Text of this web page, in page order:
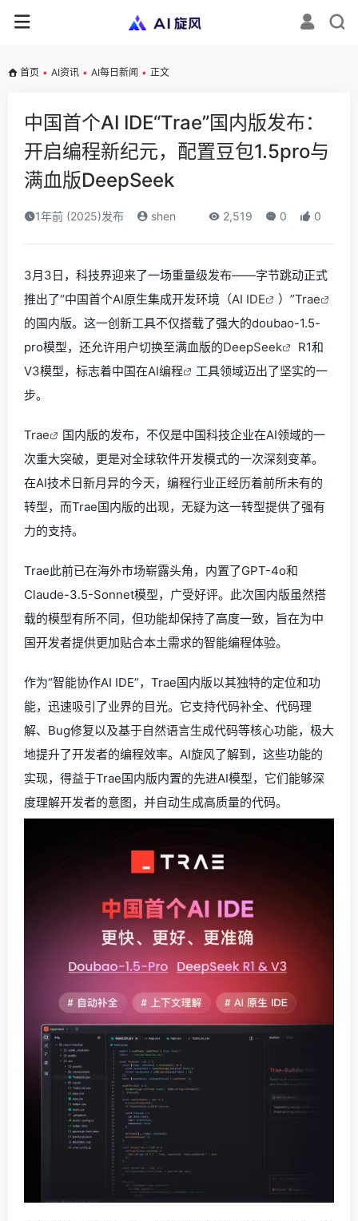
首页 • AI资讯 • AI每日新闻 • 正文
中国首个AI IDE“Trae”国内版发布：
开启编程新纪元，配置豆包1.5pro与
满血版DeepSeek
1年前 (2025)发布 shen 2,519 0 0
3月3日，科技界迎来了一场重量级发布——字节跳动正式
推出了“中国首个AI原生集成开发环境（AI IDE ）”Trae
的国内版。这一创新工具不仅搭载了强大的doubao-1.5-
pro模型，还允许用户切换至满血版的DeepSeek
R1和
V3模型，标志着中国在AI编程
工具领域迈出了坚实的一
步。
Trae
国内版的发布，不仅是中国科技企业在AI领域的一
次重大突破，更是对全球软件开发模式的一次深刻变革。
在AI技术日新月异的今天，编程行业正经历着前所未有的
转型，而Trae国内版的出现，无疑为这一转型提供了强有
力的支持。
Trae此前已在海外市场崭露头角，内置了GPT-4o和
Claude-3.5-Sonnet模型，广受好评。此次国内版虽然搭
载的模型有所不同，但功能却保持了高度一致，旨在为中
国开发者提供更加贴合本土需求的智能编程体验。
作为“智能协作AI IDE”，Trae国内版以其独特的定位和功
能，迅速吸引了业界的目光。它支持代码补全、代码理
解、Bug修复以及基于自然语言生成代码等核心功能，极大
地提升了开发者的编程效率。AI旋风了解到，这些功能的
实现，得益于Trae国内版内置的先进AI模型，它们能够深
度理解开发者的意图，并自动生成高质量的代码。